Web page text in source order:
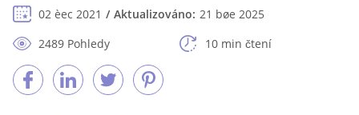
02 èec 2021
Aktualizováno: 21 bøe 2025
2489 Pohledy
10 min čtení